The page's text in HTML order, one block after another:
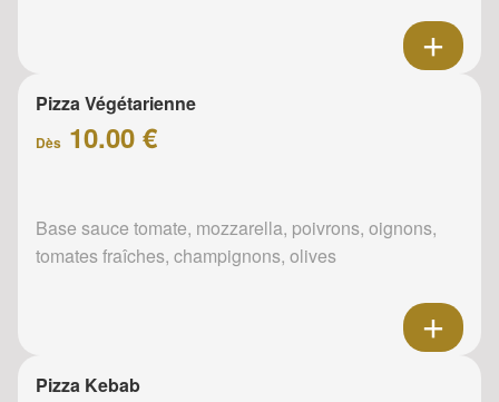
Pizza Végétarienne
Dès 10.00 €
Base sauce tomate, mozzarella, poivrons, oignons,
tomates fraîches, champignons, olives
Pizza Kebab